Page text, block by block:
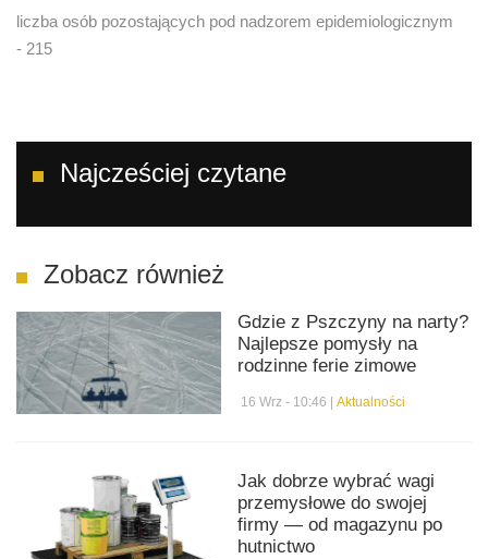
liczba osób pozostających pod nadzorem epidemiologicznym
- 215
Najcześciej czytane
Zobacz również
Gdzie z Pszczyny na narty?
Najlepsze pomysły na
rodzinne ferie zimowe
16 Wrz - 10:46 |Aktualności
Jak dobrze wybrać wagi
przemysłowe do swojej
firmy — od magazynu po
hutnictwo